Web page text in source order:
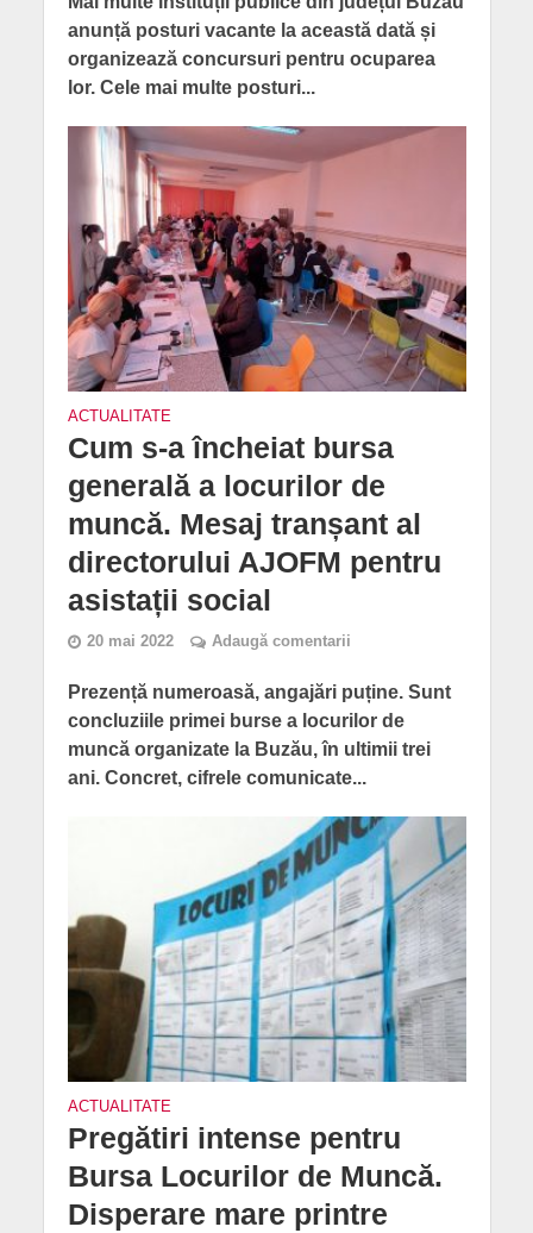
anunță posturi vacante la această dată și
organizează concursuri pentru ocuparea
lor. Cele mai multe posturi...
ACTUALITATE
Cum s-a încheiat bursa
generală a locurilor de
muncă. Mesaj tranșant al
directorului AJOFM pentru
asistații social
20 mai 2022 Adaugă comentarii
Prezență numeroasă, angajări puține. Sunt
concluziile primei burse a locurilor de
muncă organizate la Buzău, în ultimii trei
ani. Concret, cifrele comunicate...
ACTUALITATE
Pregătiri intense pentru
Bursa Locurilor de Muncă.
Disperare mare printre